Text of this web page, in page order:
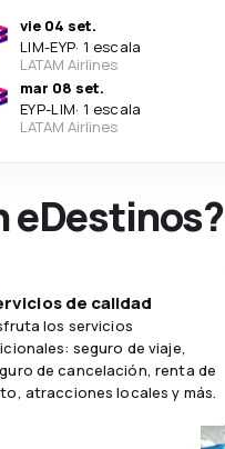
vie 04 set.
LIM-EYP· 1 escala
LATAM Airlines
mar 08 set.
EYP-LIM· 1 escala
LATAM Airlines
eDestinos?
de calidad
los servicios
seguro de viaje,
de cancelación, renta de
atracciones locales y más.